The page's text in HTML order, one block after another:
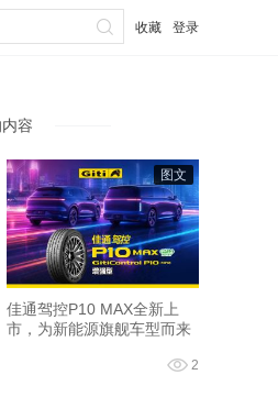
收藏 登录
容
图文
佳通驾控P10 MAX全新上
市，为新能源旗舰车型而来
2